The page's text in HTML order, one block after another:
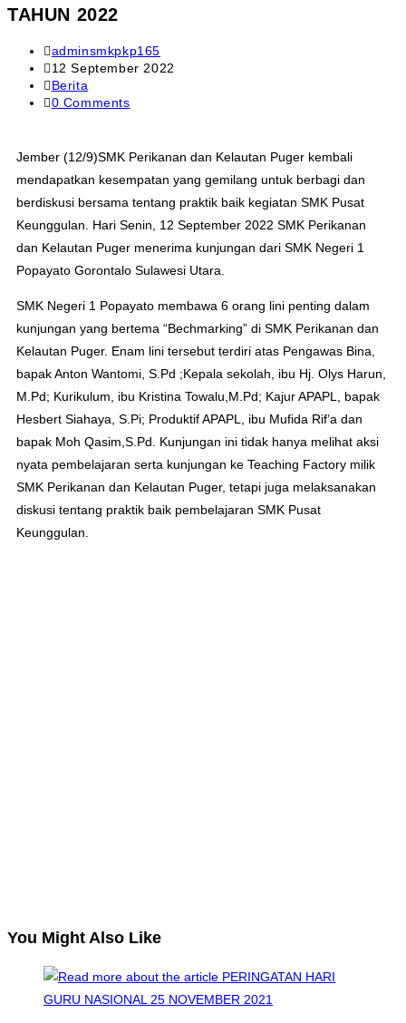
TAHUN 2022
adminsmkpkp165
12 September 2022
Berita
0 Comments
Jember (12/9)SMK Perikanan dan Kelautan Puger kembali
mendapatkan kesempatan yang gemilang untuk berbagi dan
berdiskusi bersama tentang praktik baik kegiatan SMK Pusat
Keunggulan. Hari Senin, 12 September 2022 SMK Perikanan
dan Kelautan Puger menerima kunjungan dari SMK Negeri 1
Popayato Gorontalo Sulawesi Utara.
SMK Negeri 1 Popayato membawa 6 orang lini penting dalam
kunjungan yang bertema “Bechmarking” di SMK Perikanan dan
Kelautan Puger. Enam lini tersebut terdiri atas Pengawas Bina,
bapak Anton Wantomi, S.Pd ;Kepala sekolah, ibu Hj. Olys Harun,
M.Pd; Kurikulum, ibu Kristina Towalu,M.Pd; Kajur APAPL, bapak
Hesbert Siahaya, S.Pi; Produktif APAPL, ibu Mufida Rif’a dan
bapak Moh Qasim,S.Pd. Kunjungan ini tidak hanya melihat aksi
nyata pembelajaran serta kunjungan ke Teaching Factory milik
SMK Perikanan dan Kelautan Puger, tetapi juga melaksanakan
diskusi tentang praktik baik pembelajaran SMK Pusat
Keunggulan.
You Might Also Like